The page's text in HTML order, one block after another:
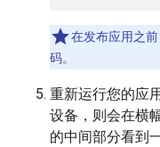
在发布应用之
码。
重新运行您的应
设备，则会在横
的中间部分看到